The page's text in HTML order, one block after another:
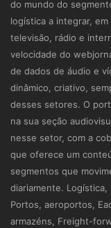
do mundo do
logística a integrar,
televisão, rádio e
velocidade do
de dados de áudio e
dinâmico, criativo,
desses setores. O
na sua seção
nesse setor, com a
que oferece um
segmentos que
diariamente. Logística,
Portos, aeroportos,
armazéns, Freight-